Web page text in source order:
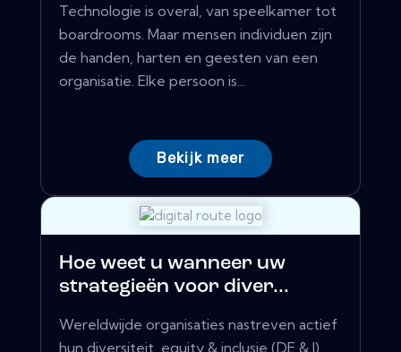
Technologie is overal, van speelkamer tot
boardrooms. Maar mensen individuen zijn
de handen, harten en geesten van een
organisatie. Elke persoon is...
Bekijk meer
Hoe weet u wanneer uw
strategieën voor diver...
Wereldwijde organisaties nastreven actief
hun diversiteit, equity & inclusie (DE & I)